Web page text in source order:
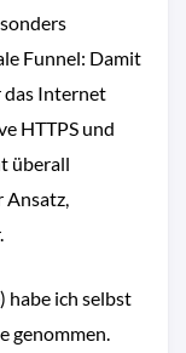
Funnel: Damit
das Internet
HTTPS und
überall
habe ich selbst
genommen.